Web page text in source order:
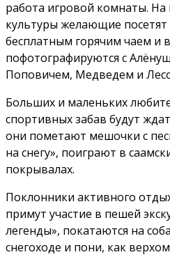
работа игровой комнаты.
культуры желающие посетят
бесплатным горячим чаем и
пофотографируются с
Поповичем, Медведем и
Больших и маленьких
спортивных забав будут
они пометают мешочки с
на снегу», поиграют в
покрывалах.
Поклонники активного
примут участие в пешей
легенды», покатаются на
снегоходе и пони, как